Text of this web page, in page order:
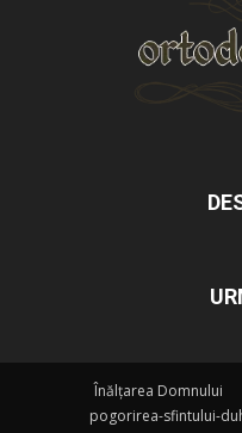
Înălțarea Domnului
pogorirea-sfintului-